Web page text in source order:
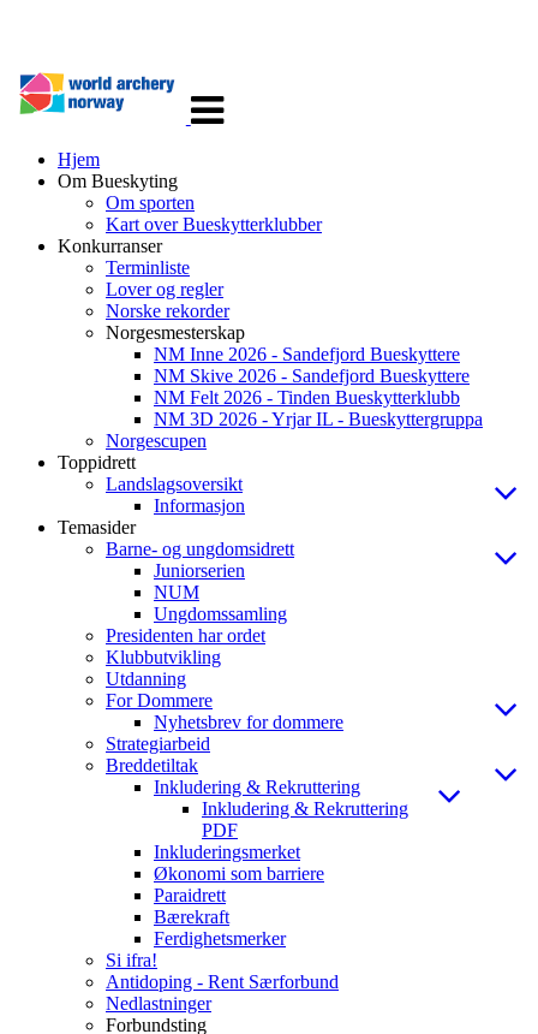
navigasjon
Hjem
Om Bueskyting
Om sporten
Kart over Bueskytterklubber
Konkurranser
Terminliste
Lover og regler
Norske rekorder
Norgesmesterskap
NM Inne 2026 - Sandefjord Bueskyttere
NM Skive 2026 - Sandefjord Bueskyttere
NM Felt 2026 - Tinden Bueskytterklubb
NM 3D 2026 - Yrjar IL - Bueskyttergruppa
Norgescupen
Toppidrett
Landslagsoversikt
Informasjon
Temasider
Barne- og ungdomsidrett
Juniorserien
NUM
Ungdomssamling
Presidenten har ordet
Klubbutvikling
Utdanning
For Dommere
Nyhetsbrev for dommere
Strategiarbeid
Breddetiltak
Inkludering & Rekruttering
Inkludering & Rekruttering
PDF
Inkluderingsmerket
Økonomi som barriere
Paraidrett
Bærekraft
Ferdighetsmerker
Si ifra!
Antidoping - Rent Særforbund
Nedlastninger
Forbundsting